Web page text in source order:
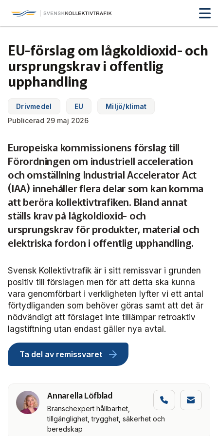
Hoppa
Tillsammans blir vi smartare
Medlemmar
Affärs­nätverket
Biljettkontroll­
Bussdepå­
Chefer
Försäljning
Järnväg
Kommunikation
Miljö­
Serviceresor
Tillgänglighet
Trygghet och säkerhet
Användare Anbaro
Tjänster och verktyg
Partner­samverkan
Skolskjutsen.se
Studentkonceptet
FRIDA miljö- och fordonsdatabas
Associerade medlemmar
Bli associerad medlem
Medlemszon
Affärs­nätverket
Affärs­nätverket 2023
Affärs­nätverket 2022
Nationellt material Buss
Lokalt material Buss
Användarträffar buss
Användargrupp förarcertifiering Serviceresor
Nationellt material Serviceresor
Lokalt material Serviceresor
Användargrupp Kollbar
Biljettkontroll­nätverket
Biljettkontroll­nätverket 2025
Biljettkontroll­nätverket 2024
Bussdepå­nätverket 2025
Bussdepå­nätverket 2024
Chefs­nätverket
Chefs­nätverket 2023
Försäljnings­nätverket
Fakta & statistik
Det här är kollektivtrafiken
Fakta om kollektivtrafiken
Järnväg
Miljö och klimat
Samhällsnytta
Serviceresor
Utbildning & Karriär
Webbinarier
Våra utbildningar
Yrke och skola
Personalförsörjning
Attraktivare kollektivtrafik­bransch
Så här tycker vi
Nyheter
Debattartiklar
Frågor vi driver
Rapporter
Kollektivtrafikens bidrag till transportsektorns klimatmål
Remissvar
Aktiviteter och event
Almedalen
Persontrafik
Om oss
121 års erfarenhet
Organisation
Kontakta oss
Information om kundfakturor
Kalender Press In English
Medlemszon
Stäng
EU-förslag om lågkoldioxid- och
ursprungskrav i offentlig
upphandling
Drivmedel EU
Miljö/klimat
Publicerad 29 maj 2026
Europeiska kommissionens förslag till
Förordningen om industriell acceleration
och omställning Industrial Accelerator Act
(IAA) innehåller flera delar som kan komma
att beröra kollektivtrafiken. Bland annat
ställs krav på lågkoldioxid- och
ursprungskrav för produkter, material och
elektriska fordon i offentlig upphandling.
Svensk Kollektivtrafik är i sitt remissvar i grunden
positiv till förslagen men för att detta ska kunna
vara genomförbart i verkligheten lyfter vi ett antal
förtydliganden som behöver göras samt att det är
nödvändigt att förslaget inte tillämpar retroaktiv
lagstiftning utan endast gäller nya avtal.
Ta del av remissvaret
Annarella Löfblad
Branschexpert hållbarhet,
tillgänglighet, trygghet, säkerhet och
beredskap